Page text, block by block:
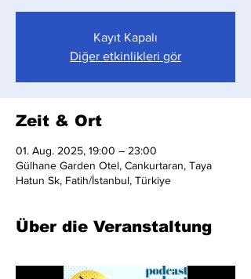
Kayıt Kapalı
Diğer etkinlikleri gör
Zeit & Ort
01. Aug. 2025, 19:00 – 23:00
Gülhane Garden Otel, Cankurtaran, Taya
Hatun Sk, Fatih/İstanbul, Türkiye
Über die Veranstaltung